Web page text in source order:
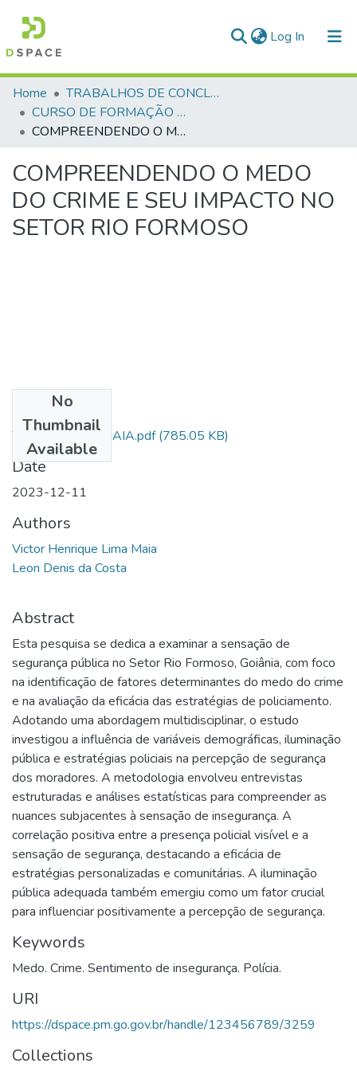
Log In (current)
Communities & Collections
All of DSpace
Home
TRABALHOS DE CONCLUSÃO DE CURSO - CFP (CURSO DE FORMAÇÃO DE PRAÇAS)
CURSO DE FORMAÇÃO DE PRAÇAS - CFP - 2023
COMPREENDENDO O MEDO DO CRIME E SEU IMPACTO NO SETOR RIO FORMOSO
COMPREENDENDO O MEDO
DO CRIME E SEU IMPACTO NO
SETOR RIO FORMOSO
No
Thumbnail
Available
TCC_ CAPM_V_MAIA.pdf(785.05 KB)
Date
2023-12-11
Authors
Victor Henrique Lima Maia
Leon Denis da Costa
Abstract
Esta pesquisa se dedica a examinar a sensação de
segurança pública no Setor Rio Formoso, Goiânia, com foco
na identificação de fatores determinantes do medo do crime
e na avaliação da eficácia das estratégias de policiamento.
Adotando uma abordagem multidisciplinar, o estudo
investigou a influência de variáveis demográficas, iluminação
pública e estratégias policiais na percepção de segurança
dos moradores. A metodologia envolveu entrevistas
estruturadas e análises estatísticas para compreender as
nuances subjacentes à sensação de insegurança. A
correlação positiva entre a presença policial visível e a
sensação de segurança, destacando a eficácia de
estratégias personalizadas e comunitárias. A iluminação
pública adequada também emergiu como um fator crucial
para influenciar positivamente a percepção de segurança.
Keywords
Medo. Crime. Sentimento de insegurança. Polícia.
URI
https://dspace.pm.go.gov.br/handle/123456789/3259
Collections